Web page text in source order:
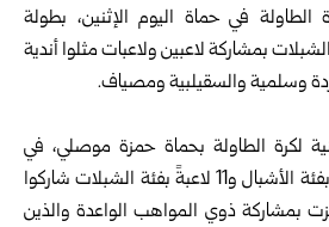
الطاولة فيحماة اليوم الإثنين، بطولة
بمشاركة لاعبين ولاعبات مثلوا أندية
وسلمية والسقيلبية ومصياف.
لكرة الطاولة بحماة حمزة موصلي، في
تصريح لـ سانا أن 15 لاعباً بفئة الأشبال و11 لاعبةً بفئة الشبلات شاركوا
بمشاركة ذوي المواهب الواعدة والذين